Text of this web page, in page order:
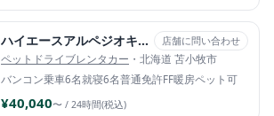
ハイエースアルペジオキャンピングカー 店舗に問い合わせ
ペットドライブレンタカー ・北海道 苫小牧市
バンコン乗車6名就寝6名普通免許FF暖房ペット可
¥40,040〜 / 24時間(税込)